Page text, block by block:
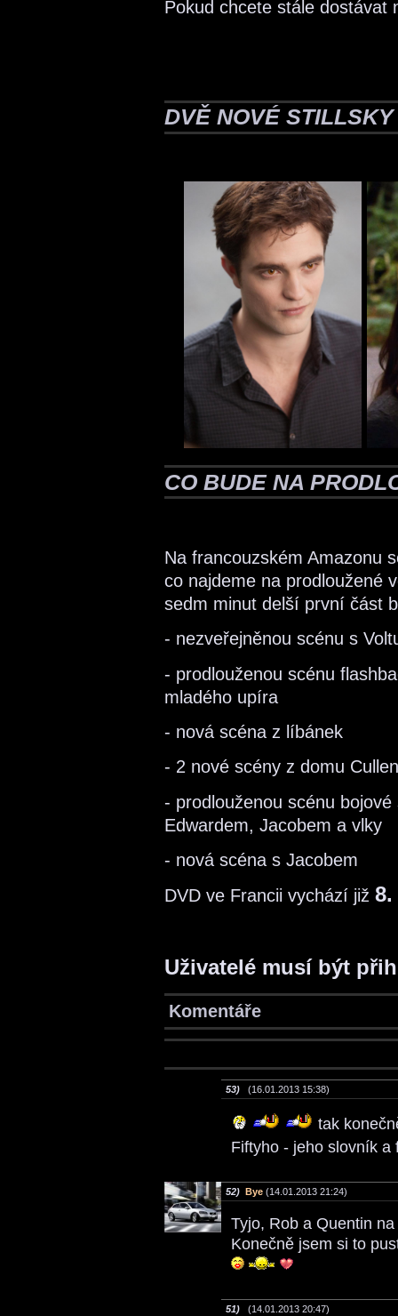
Pokud chcete stále dostávat
DVĚ NOVÉ STILLSKY
CO BUDE NA
Na francouzském Amazonu
co najdeme na prodloužené
sedm minut delší první část
- nezveřejněnou scénu s
- prodlouženou scénu
mladého upíra
- nová scéna z líbánek
- 2 nové scény z domu
- prodlouženou scénu bojové
Edwardem, Jacobem a vlky
- nová scéna s Jacobem
DVD ve Francii vychází již
Uživatelé musí být
Komentáře
53) (16.01.2013 15:38)
tak
Fiftyho - jeho slovník
52) Bye (14.01.2013 21:24)
Tyjo, Rob a Quentin
Konečně jsem si to
51) (14.01.2013 20:47)